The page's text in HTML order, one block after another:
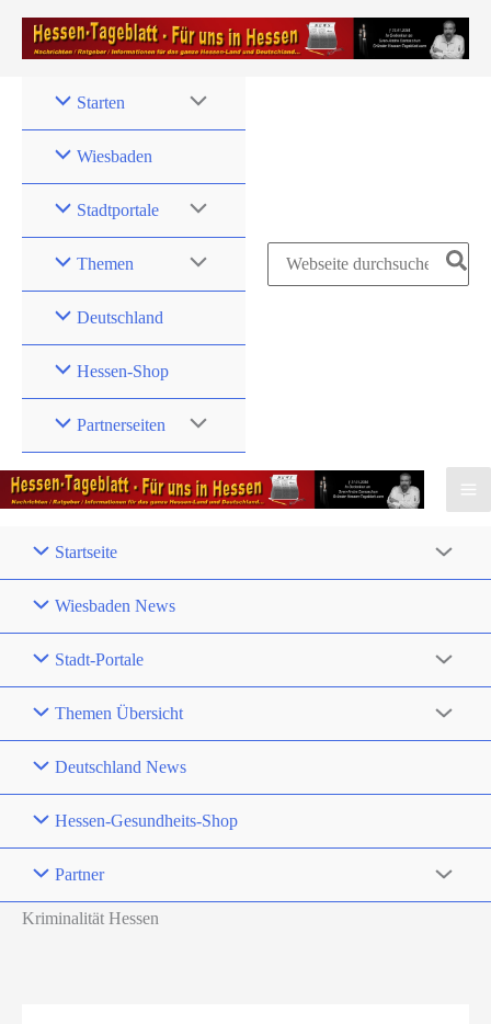
Zum
Inhalt
Starten
Wiesbaden
Stadtportale
Themen
Deutschland
Hessen-Shop
Partnerseiten
Search
Startseite
Wiesbaden News
Stadt-Portale
Themen Übersicht
Deutschland News
Hessen-Gesundheits-Shop
Partner
Kriminalität Hessen